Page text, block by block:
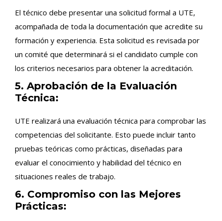
El técnico debe presentar una solicitud formal a UTE,
acompañada de toda la documentación que acredite su
formación y experiencia. Esta solicitud es revisada por
un comité que determinará si el candidato cumple con
los criterios necesarios para obtener la acreditación.
5. Aprobación de la Evaluación
Técnica:
UTE realizará una evaluación técnica para comprobar las
competencias del solicitante. Esto puede incluir tanto
pruebas teóricas como prácticas, diseñadas para
evaluar el conocimiento y habilidad del técnico en
situaciones reales de trabajo.
6. Compromiso con las Mejores
Prácticas: